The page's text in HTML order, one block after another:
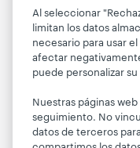
Al seleccionar
limitan los datos
necesario para usar
afectar
puede personalizar
Nuestras páginas
seguimiento. No
datos de terceros